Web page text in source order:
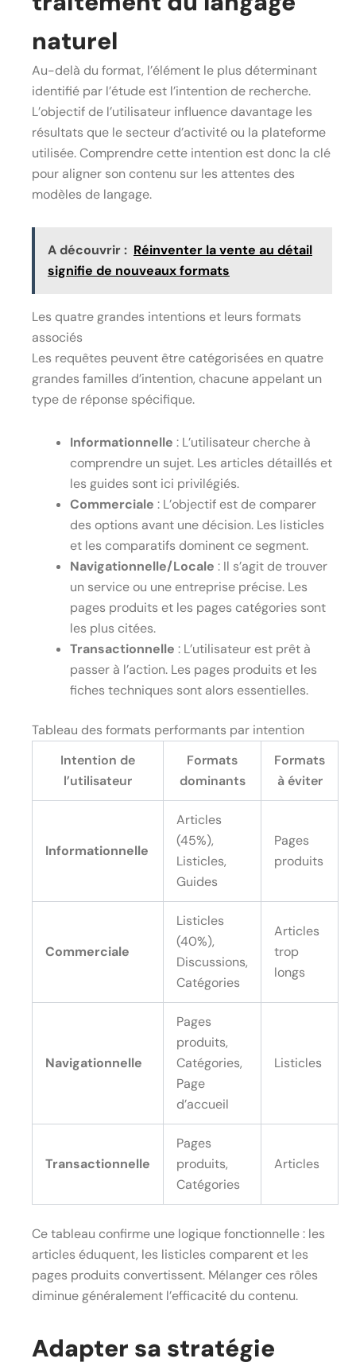
naturel
Au-delà du format, l’élément le plus déterminant
identifié par l’étude est l’intention de recherche.
L’objectif de l’utilisateur influence davantage les
résultats que le secteur d’activité ou la plateforme
utilisée. Comprendre cette intention est donc la clé
pour aligner son contenu sur les attentes des
modèles de langage.
A découvrir : Réinventer la vente au détail
signifie de nouveaux formats
Les quatre grandes intentions et leurs formats
associés
Les requêtes peuvent être catégorisées en quatre
grandes familles d’intention, chacune appelant un
type de réponse spécifique.
Informationnelle : L’utilisateur cherche à
comprendre un sujet. Les articles détaillés et
les guides sont ici privilégiés.
Commerciale : L’objectif est de comparer
des options avant une décision. Les listicles
et les comparatifs dominent ce segment.
Navigationnelle/Locale : Il s’agit de trouver
un service ou une entreprise précise. Les
pages produits et les pages catégories sont
les plus citées.
Transactionnelle : L’utilisateur est prêt à
passer à l’action. Les pages produits et les
fiches techniques sont alors essentielles.
Tableau des formats performants par intention
Intention de
l’utilisateur
Formats
dominants
Formats
à éviter
Informationnelle
Articles
(45%),
Listicles,
Guides
Pages
produits
Commerciale
Listicles
(40%),
Discussions,
Catégories
Articles
trop
longs
Navigationnelle
Pages
produits,
Catégories,
Page
d’accueil
Listicles
Transactionnelle
Pages
produits,
Catégories
Articles
Ce tableau confirme une logique fonctionnelle : les
articles éduquent, les listicles comparent et les
pages produits convertissent. Mélanger ces rôles
diminue généralement l’efficacité du contenu.
Adapter sa stratégie